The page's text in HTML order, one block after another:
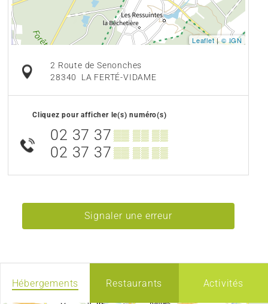
Leaflet|© IGN
2 Route de Senonches
28340
LA FERTÉ-VIDAME
Cliquez pour afficher le(s) numéro(s)
02 37 37 ▒▒ ▒▒ ▒▒
02 37 37 ▒▒ ▒▒ ▒▒
Signaler une erreur
Hébergements Restaurants Activités